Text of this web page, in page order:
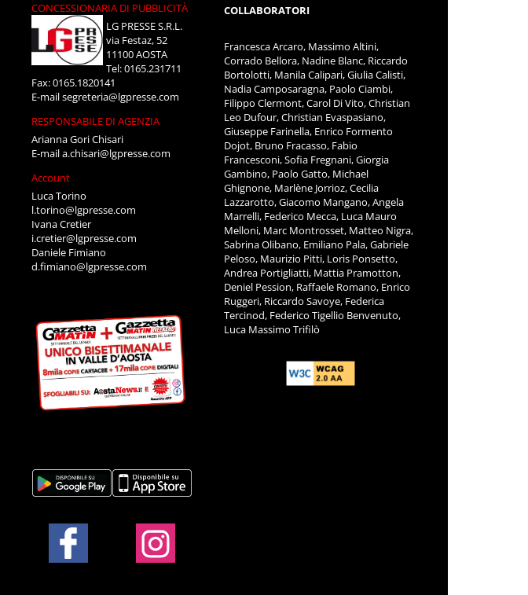
CONCESSIONARIA DI PUBBLICITÀ
LG PRESSE S.R.L.
via Festaz, 52
11100 AOSTA
Tel: 0165.231711
Fax: 0165.1820141
E-mailsegreteria@lgpresse.com
RESPONSABILE DI AGENZIA
Arianna Gori Chisari
E-maila.chisari@lgpresse.com
Account
Luca Torino
l.torino@lgpresse.com
Ivana Cretier
i.cretier@lgpresse.com
Daniele Fimiano
d.fimiano@lgpresse.com
COLLABORATORI
Francesca Arcaro, Massimo Altini,
Corrado Bellora, Nadine Blanc, Riccardo
Bortolotti, Manila Calipari, Giulia Calisti,
Nadia Camposaragna, Paolo Ciambi,
Filippo Clermont, Carol Di Vito, Christian
Leo Dufour, Christian Evaspasiano,
Giuseppe Farinella, Enrico Formento
Dojot, Bruno Fracasso, Fabio
Francesconi, Sofia Fregnani, Giorgia
Gambino, Paolo Gatto, Michael
Ghignone, Marlène Jorrioz, Cecilia
Lazzarotto, Giacomo Mangano, Angela
Marrelli, Federico Mecca, Luca Mauro
Melloni, Marc Montrosset, Matteo Nigra,
Sabrina Olibano, Emiliano Pala, Gabriele
Peloso, Maurizio Pitti, Loris Ponsetto,
Andrea Portigliatti, Mattia Pramotton,
Deniel Pession, Raffaele Romano, Enrico
Ruggeri, Riccardo Savoye, Federica
Tercinod, Federico Tigellio Benvenuto,
Luca Massimo Trifilò